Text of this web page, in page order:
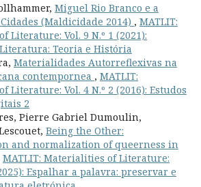
Miguel Rio Branco e a
(Maldicidade 2014) , MATLIT:
Literature: Vol. 9 N.º 1 (2021):
Teoria e História
Materialidades Autorreflexivas na
contempornea , MATLIT:
Literature: Vol. 4 N.º 2 (2016): Estudos
2
Pierre Gabriel Dumoulin,
Being the Other:
and normalization of queerness in
MATLIT: Materialities of Literature:
Espalhar a palavra: preservar e